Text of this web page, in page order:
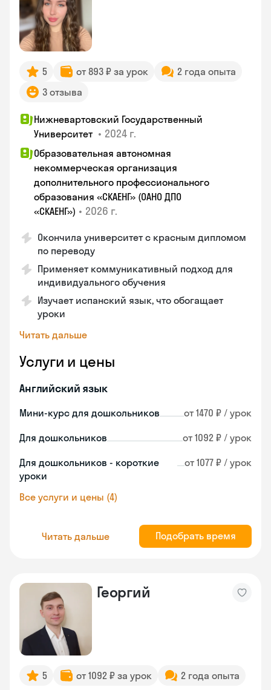
5 от 893 ₽ за урок
2 года опыта
3 отзыва
Нижневартовский Государственный
Университет • 2024 г.
Образовательная автономная
некоммерческая организация
дополнительного профессионального
образования «СКАЕНГ» (ОАНО ДПО
«СКАЕНГ») • 2026 г.
Окончила университет с красным дипломом
по переводу
Применяет коммуникативный подход для
индивидуального обучения
Изучает испанский язык, что обогащает
уроки
Читать дальше
Услуги и цены
Английский язык
Мини-курс для дошкольников от 1470 ₽ / урок
Для дошкольников от 1092 ₽ / урок
Для дошкольников - короткие
уроки
от 1077 ₽ / урок
Все услуги и цены (4)
Читать дальше Подобрать время
Георгий
5 от 1092 ₽ за урок 2 года опыта